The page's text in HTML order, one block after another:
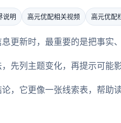
说明 高元优配相关视频 高元优配
更新时，最重要的是把事实
先列主题变化，再提示可能
，它更像一张线索表，帮助